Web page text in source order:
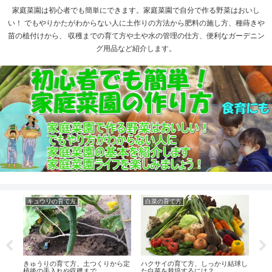
家庭菜園は初心者でも簡単にできます。家庭菜園で自分で作る野菜はおいし
い！ でもやりかたがわからない人に土作りの方法から肥料の施し方、種蒔きや
苗の植付けから、 収穫までの育て方や土や水の管理の仕方、便利なガーデニン
グ用品など紹介します。
キュウリの育て方
きゅうりの育て方、土つくりから定
白菜の育て方
ハクサイの育て方、しっかり結球し